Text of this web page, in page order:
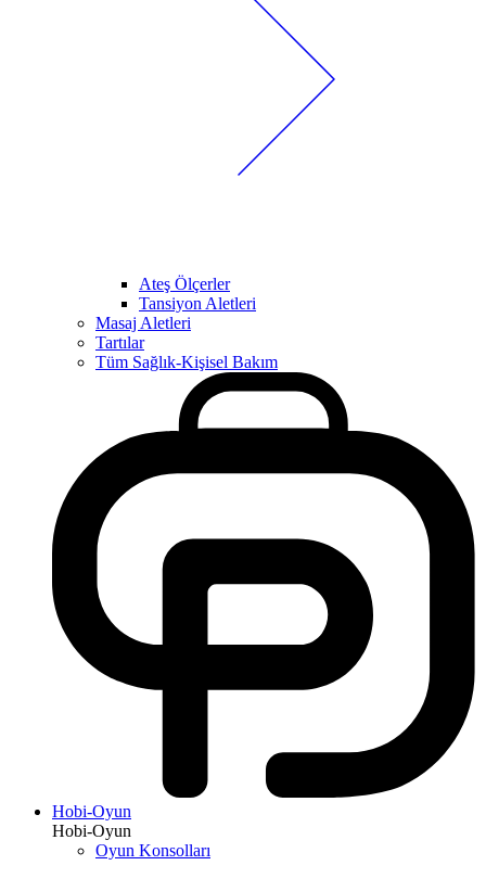
Ateş Ölçerler
Tansiyon Aletleri
Masaj Aletleri
Tartılar
Tüm Sağlık-Kişisel Bakım
Hobi-Oyun
Hobi-Oyun
Oyun Konsolları